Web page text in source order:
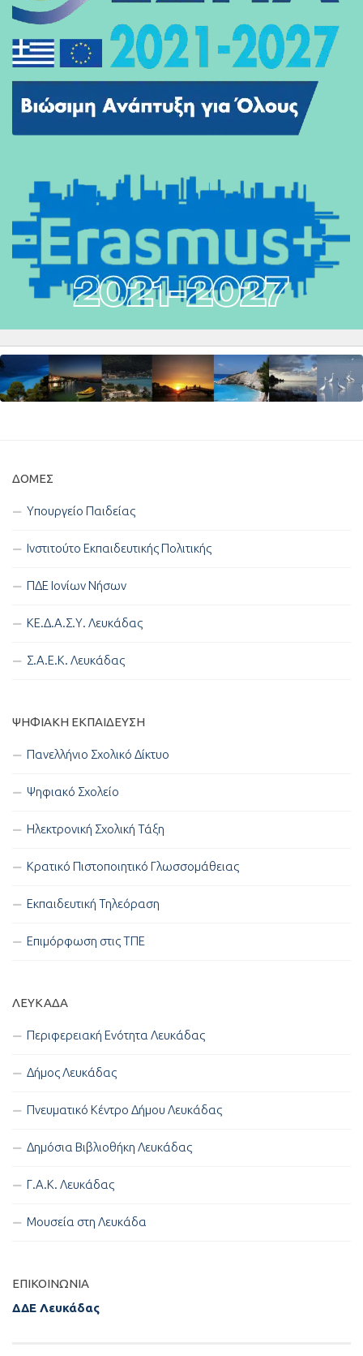
ΔΟΜΈΣ
Υπουργείο Παιδείας
Ινστιτούτο Εκπαιδευτικής Πολιτικής
ΠΔΕ Ιονίων Νήσων
ΚΕ.Δ.Α.Σ.Υ. Λευκάδας
Σ.Α.Ε.Κ. Λευκάδας
ΨΗΦΙΑΚΉ ΕΚΠΑΊΔΕΥΣΗ
Πανελλήνιο Σχολικό Δίκτυο
Ψηφιακό Σχολείο
Ηλεκτρονική Σχολική Τάξη
Κρατικό Πιστοποιητικό Γλωσσομάθειας
Εκπαιδευτική Τηλεόραση
Επιμόρφωση στις ΤΠΕ
ΛΕΥΚΑΔΑ
Περιφερειακή Ενότητα Λευκάδας
Δήμος Λευκάδας
Πνευματικό Κέντρο Δήμου Λευκάδας
Δημόσια Βιβλιοθήκη Λευκάδας
Γ.Α.Κ. Λευκάδας
Μουσεία στη Λευκάδα
ΕΠΙΚΟΙΝΩΝΊΑ
ΔΔΕ Λευκάδας